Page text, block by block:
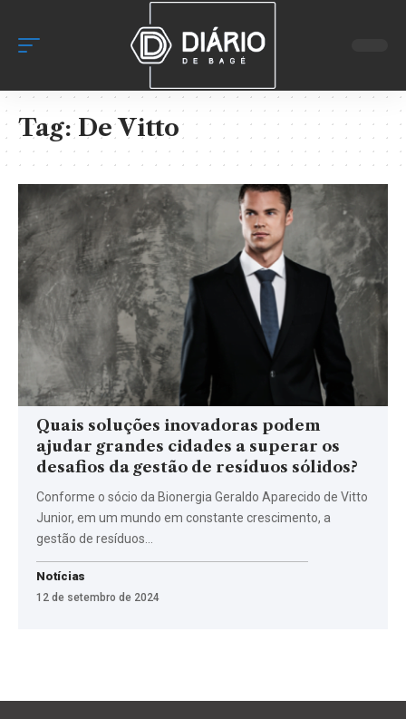
Tag:De Vitto
Quais soluções inovadoras podem
ajudar grandes cidades a superar os
desafios da gestão de resíduos sólidos?
Conforme o sócio da Bionergia Geraldo Aparecido de Vitto
Junior, em um mundo em constante crescimento, a
gestão de resíduos…
Notícias
12 de setembro de 2024